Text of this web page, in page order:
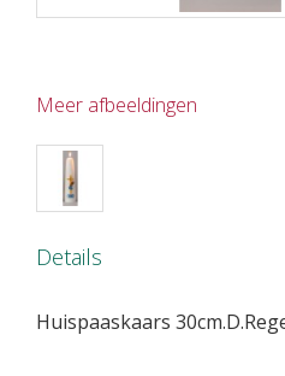
Meer afbeeldingen
Details
Huispaaskaars